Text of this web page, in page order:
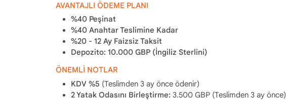
AVANTAJLI ÖDEME PLANI
%40 Peşinat
%40 Anahtar Teslimine Kadar
%20 - 12 Ay Faizsiz Taksit
Depozito: 10.000 GBP (İngiliz Sterlini)
ÖNEMLİ NOTLAR
KDV %5 (Teslimden 3 ay önce ödenir)
2 Yatak Odasını Birleştirme: 3.500 GBP (Teslimden 3 ay önce)